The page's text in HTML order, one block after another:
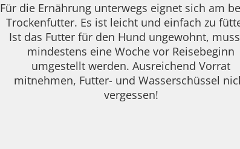
Für die Ernährung unterwegs eignet sich am
Trockenfutter. Es ist leicht und einfach zu
Ist das Futter für den Hund ungewohnt,
mindestens eine Woche vor Reisebeginn
umgestellt werden. Ausreichend Vorrat
mitnehmen, Futter- und Wasserschüssel
vergessen!